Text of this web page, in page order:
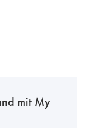
mit My